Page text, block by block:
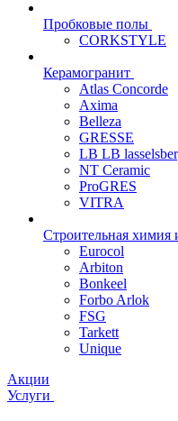
Пробковые полы
CORKSTYLE
Керамогранит
Atlas Concorde
Axima
Belleza
GRESSE
LB LB
NT Ceramic
ProGRES
VITRA
Строительная
Eurocol
Arbiton
Bonkeel
Forbo Arlok
FSG
Tarkett
Unique
Акции
Услуги